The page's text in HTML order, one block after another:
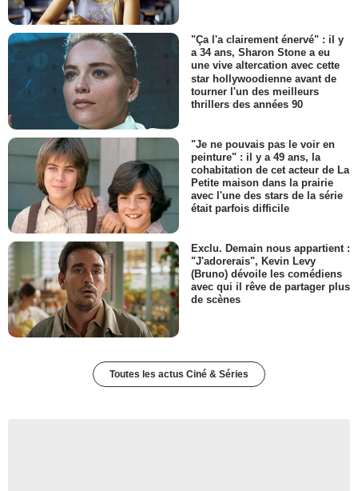
"Ça l'a clairement énervé" : il y
a 34 ans, Sharon Stone a eu
une vive altercation avec cette
star hollywoodienne avant de
tourner l'un des meilleurs
thrillers des années 90
"Je ne pouvais pas le voir en
peinture" : il y a 49 ans, la
cohabitation de cet acteur de La
Petite maison dans la prairie
avec l'une des stars de la série
était parfois difficile
Exclu. Demain nous appartient :
"J'adorerais", Kevin Levy
(Bruno) dévoile les comédiens
avec qui il rêve de partager plus
de scènes
Toutes les actus Ciné & Séries